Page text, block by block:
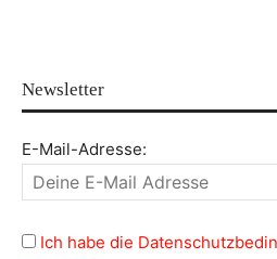
Newsletter
E-Mail-Adresse:
Ich habe die